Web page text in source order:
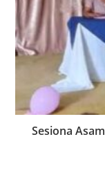
Sesiona